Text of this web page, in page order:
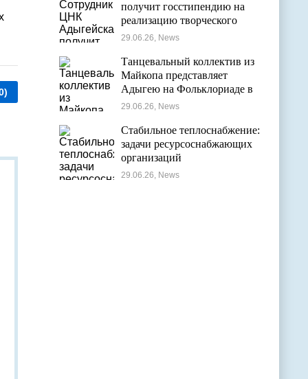
получит госстипендию на
реализацию творческого
проекта в области
29.06.26, News
Танцевальный коллектив из
Майкопа представляет
Адыгею на Фольклориаде в
Уфе
29.06.26, News
Стабильное теплоснабжение:
задачи ресурсоснабжающих
организаций
29.06.26, News